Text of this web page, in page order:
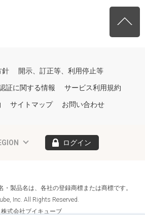
針 開示、訂正等、利用停止等
証に関する情報 サービス利用規約
サイトマップ お問い合わせ
ログイン
・製品名は、各社の登録商標または商標です。
Inc. All Rights Reserved.
株式会社ブイキューブ